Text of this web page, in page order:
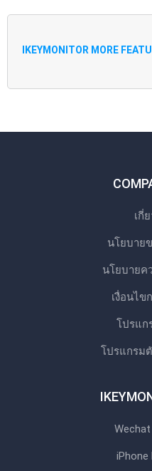
IKEYMONITOR MORE
เกี่
นโยบาย
นโยบายค
เงื่อนไข
โปรแก
โปรแกรม
iPhone